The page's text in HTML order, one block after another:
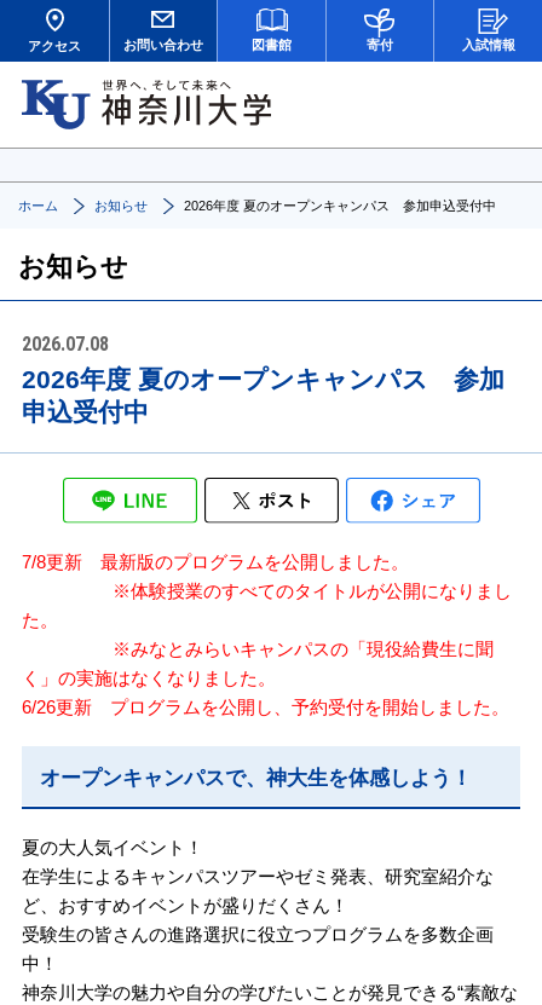
アクセス お問い合わせ 図書館 寄付 入試情報
ホーム お知らせ 2026年度 夏のオープンキャンパス 参加申込受付中
お知らせ
2026.07.08
2026年度 夏のオープンキャンパス 参加
申込受付中
7/8更新 最新版のプログラムを公開しました。
※体験授業のすべてのタイトルが公開になりまし
た。
※みなとみらいキャンパスの「現役給費生に聞
く」の実施はなくなりました。
6/26更新 プログラムを公開し、予約受付を開始しました。
オープンキャンパスで、神大生を体感しよう！
夏の大人気イベント！
在学生によるキャンパスツアーやゼミ発表、研究室紹介な
ど、おすすめイベントが盛りだくさん！
受験生の皆さんの進路選択に役立つプログラムを多数企画
中！
神奈川大学の魅力や自分の学びたいことが発見できる“素敵な